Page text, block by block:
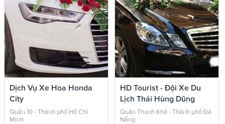
Dịch Vụ Xe Hoa Honda
City
Quận 10 - Thành phố Hồ Chí
Minh
HD Tourist - Đội Xe Du
Lịch Thái Hùng Dũng
Quận Thanh Khê - Thành phố Đà
Nẵng